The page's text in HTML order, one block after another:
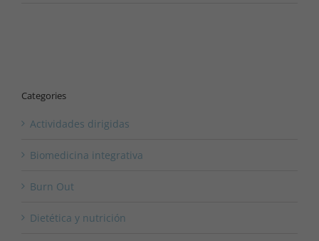
Categories
Actividades dirigidas
Biomedicina integrativa
Burn Out
Dietética y nutrición